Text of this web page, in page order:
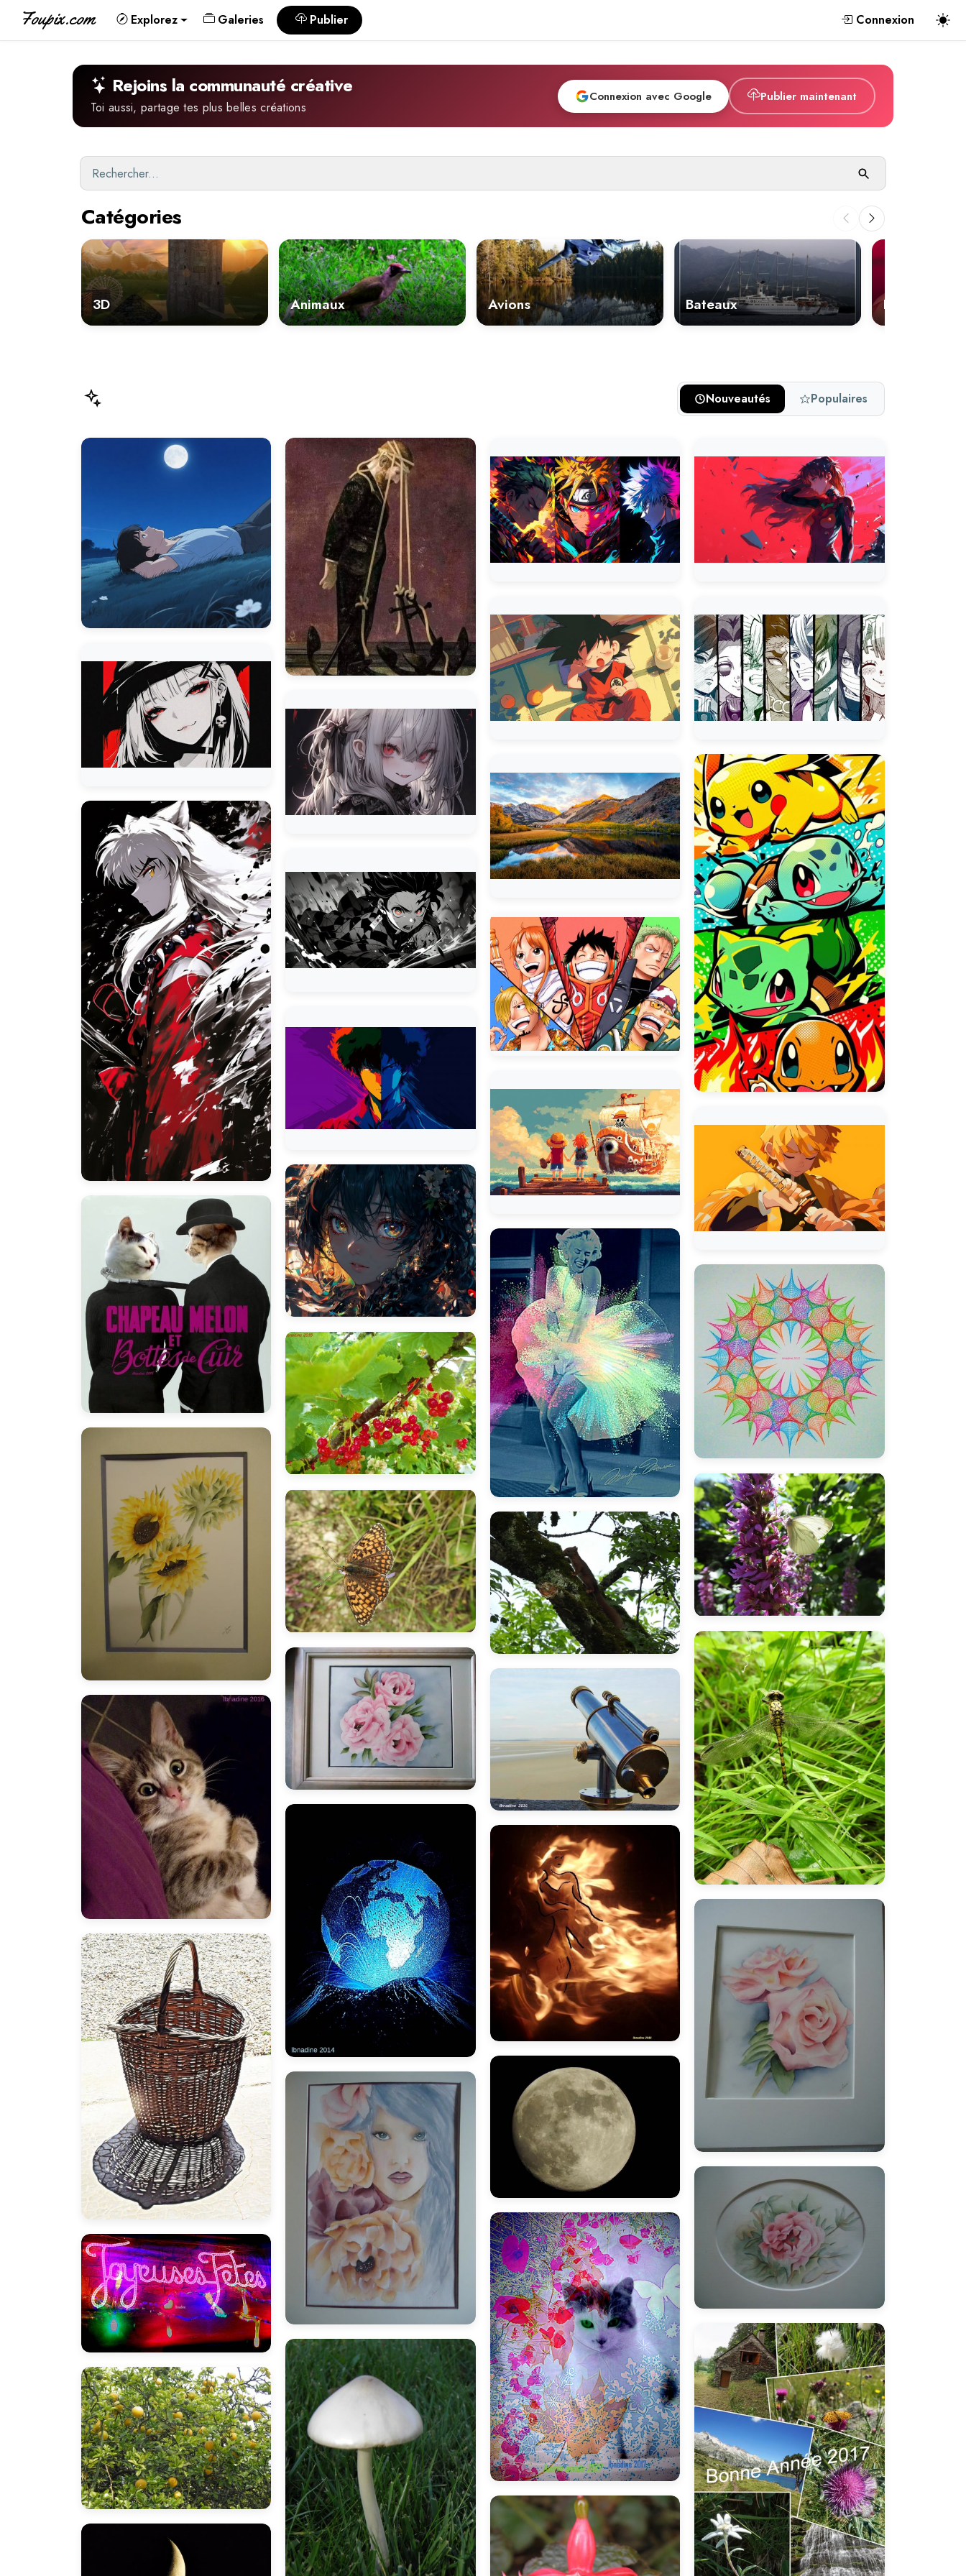
Foupix.com Explorez Galeries Publier Connexion
Rejoins la communauté créative
Toi aussi, partage tes plus belles créations
Connexion avec Google Publier maintenant
Catégories
3D Animaux Avions Bateaux Bébés
Nouveautés Populaires
M.amadich Jeridi
Shradwo Aka Zeus
Naruto Uzuma Naruto Uzuma
Naruto Uzuma Naruto Uzuma
Naruto Uzuma
Naruto Uzuma
Naruto Uzuma
Naruto Uzuma
Naruto Uzuma
Naruto Uzuma
Naruto Uzuma
Naruto Uzuma
Naruto Uzuma
Naruto Uzuma
B bnadine
bnadine
B bnadine
I inano
I inano
I inano
I inano
M marie
bnadine
bnadine
bnadine
inano
M marie
B bnadine
B bnadine
I inano